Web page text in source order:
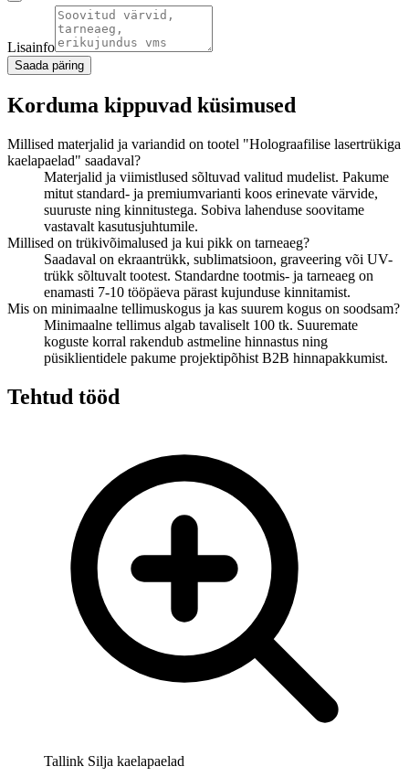
Lisainfo
Saada päring
Korduma kippuvad küsimused
Millised materjalid ja variandid on tootel "Holograafilise lasertrükiga
kaelapaelad" saadaval?
Materjalid ja viimistlused sõltuvad valitud mudelist. Pakume
mitut standard- ja premiumvarianti koos erinevate värvide,
suuruste ning kinnitustega. Sobiva lahenduse soovitame
vastavalt kasutusjuhtumile.
Millised on trükivõimalused ja kui pikk on tarneaeg?
Saadaval on ekraantrükk, sublimatsioon, graveering või UV-
trükk sõltuvalt tootest. Standardne tootmis- ja tarneaeg on
enamasti 7-10 tööpäeva pärast kujunduse kinnitamist.
Mis on minimaalne tellimuskogus ja kas suurem kogus on soodsam?
Minimaalne tellimus algab tavaliselt 100 tk. Suuremate
koguste korral rakendub astmeline hinnastus ning
püsiklientidele pakume projektipõhist B2B hinnapakkumist.
Tehtud tööd
Tallink Silja kaelapaelad